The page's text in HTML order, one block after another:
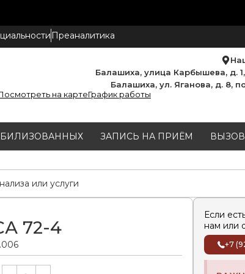
Преаналитика
Балашиха, улица Карбышева, д.
Балашиха, ул. Яганова, д. 8,
на картеГрафик работы
ЗАПИСЬ НА ПРИЁМ
72-4
Alternative:
Если
нам или
+7